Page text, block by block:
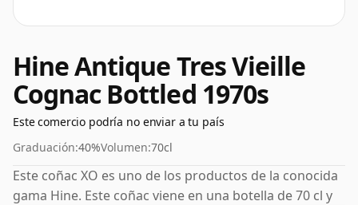
Hine Antique Tres Vieille
Cognac Bottled 1970s
Este comercio podría no enviar a tu país
Graduación:40%Volumen:70cl
Este coñac XO es uno de los productos de la conocida
gama Hine. Este coñac viene en una botella de 70 cl y